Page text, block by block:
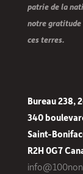
patrie de la
notre gratitude
ces terres.
Bureau 238,
340
Saint-
R2H 0G7